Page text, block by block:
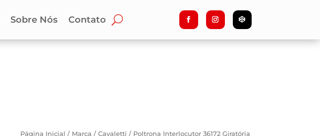
Sobre Nós Contato
Página Inicial / Marca /Cavaletti / Poltrona Interlocutor 36172 Giratória